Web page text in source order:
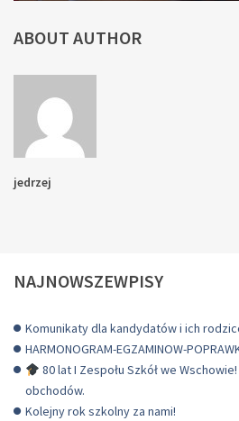
ABOUT AUTHOR
jedrzej
NAJNOWSZEWPISY
Komunikaty dla kandydatów i ich
HARMONOGRAM-EGZAMINOW-
80 lat I Zespołu Szkół we Wschowie!
obchodów.
Kolejny rok szkolny za nami!